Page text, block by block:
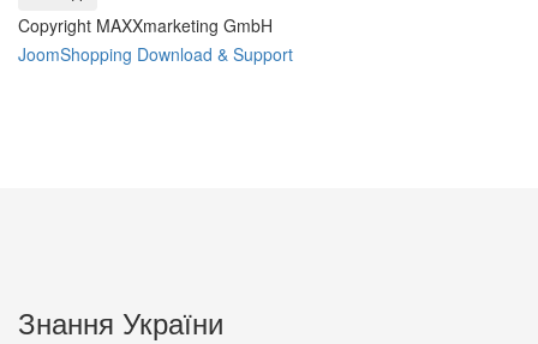
Муніципальне право. ЧастинаМуніципальне право. Частина
Copyright MAXXmarketing GmbH
JoomShopping Download & Support
Знання України